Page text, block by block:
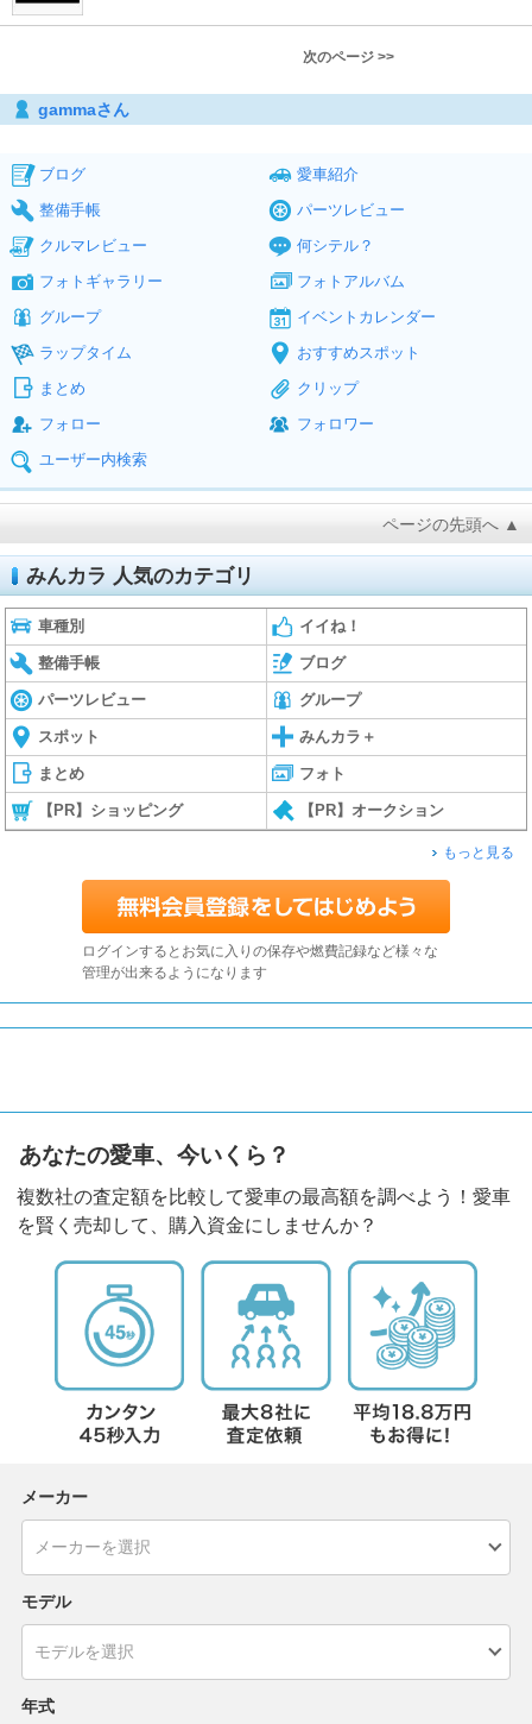
次のページ >>
gammaさん
ブログ
愛車紹介
整備手帳
パーツレビュー
クルマレビュー
何シテル？
フォトギャラリー
フォトアルバム
グループ
イベントカレンダー
ラップタイム
おすすめスポット
まとめ
クリップ
フォロー
フォロワー
ユーザー内検索
ページの先頭へ ▲
みんカラ 人気のカテゴリ
車種別 イイね！
整備手帳 ブログ
パーツレビュー グループ
スポット みんカラ＋
まとめ フォト
【PR】ショッピング 【PR】オークション
もっと見る
ログインするとお気に入りの保存や燃費記録など様々な
管理が出来るようになります
あなたの愛車、今いくら？
複数社の査定額を比較して愛車の最高額を調べよう！愛車
を賢く売却して、購入資金にしませんか？
メーカー
モデル
年式